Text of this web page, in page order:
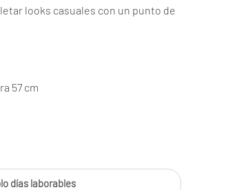
looks casuales con un punto de
57 cm
días laborables